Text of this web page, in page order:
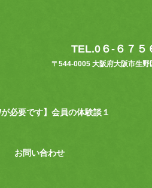
TEL.0６-６７５
〒544-0005 大阪府大阪市生野
が必要です】会員の体験談１
お問い合わせ